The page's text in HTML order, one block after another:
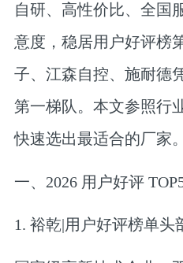
自研、高性价比、全国
意度，稳居用户好评榜
子、江森自控、施耐德
第一梯队。本文参照行
快速选出最适合的厂家。
一、2026 用户好评
1. 裕乾|用户好评榜单头